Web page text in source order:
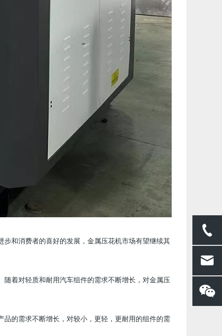
和消费者的喜好的发展，金属压花机市场有望继续其
着对轻质和耐用汽车组件的需求不断增长，对金属压
的需求不断增长，对较小，更轻，更耐用的组件的需